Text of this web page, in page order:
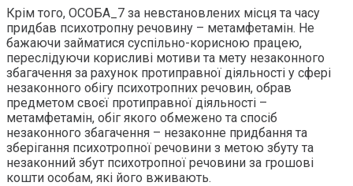
Крім того, ОСОБА_7 за невстановлених місця та часу
придбав психотропну речовину – метамфетамін. Не
бажаючи займатися суспільно-корисною працею,
переслідуючи корисливі мотиви та мету незаконного
збагачення за рахунок протиправної діяльності у сфері
незаконного обігу психотропних речовин, обрав
предметом своєї протиправної діяльності –
метамфетамін, обіг якого обмежено та спосіб
незаконного збагачення – незаконне придбання та
зберігання психотропної речовини з метою збуту та
незаконний збут психотропної речовини за грошові
кошти особам, які його вживають.